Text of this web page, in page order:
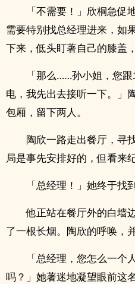
「不需要！」欣桐急促
需要特别找总经理进来，如
下来，低头盯著自己的膝盖
「那么……孙小姐，您
电，我先出去接听一下。」
包厢，留下两人。
陶欣一路走出餐厅，寻
局是事先安排好的，但看来
「总经理！」她终于找
他正站在餐厅外的白墙
了一根长烟。陶欣的呼唤，
「总经理，您怎么一个
吗？」她著迷地凝望眼前这